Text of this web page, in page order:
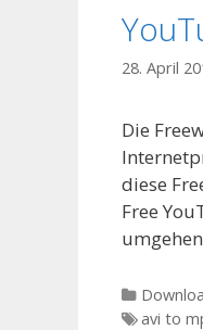
28. April
Die
diese
Free
Tags
avi to